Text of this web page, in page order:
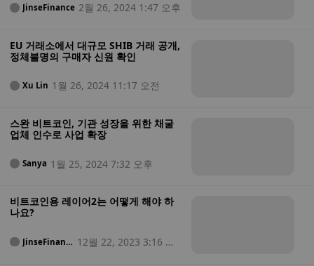
JinseFinance 2월 26, 2024 1:47 오후
EU 거래소에서 대규모 SHIB 거래 공개,
정체불명의 구매자 신원 확인
Xu Lin 1월 26, 2024 11:17 오전
스완 비트코인, 기관 성장을 위한 채굴
업체 인수로 사업 확장
Sanya 1월 25, 2024 7:32 오후
비트코인용 레이어2는 어떻게 해야 하
나요?
JinseFinanc
12월 22, 2023 3:16 오